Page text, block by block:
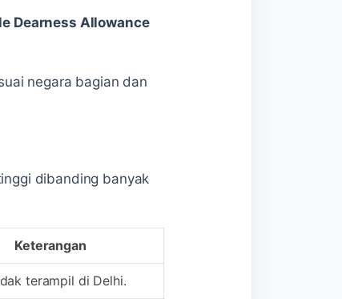
Dearness Allowance
negara bagian dan
dibanding banyak
Keterangan
terampil di Delhi.